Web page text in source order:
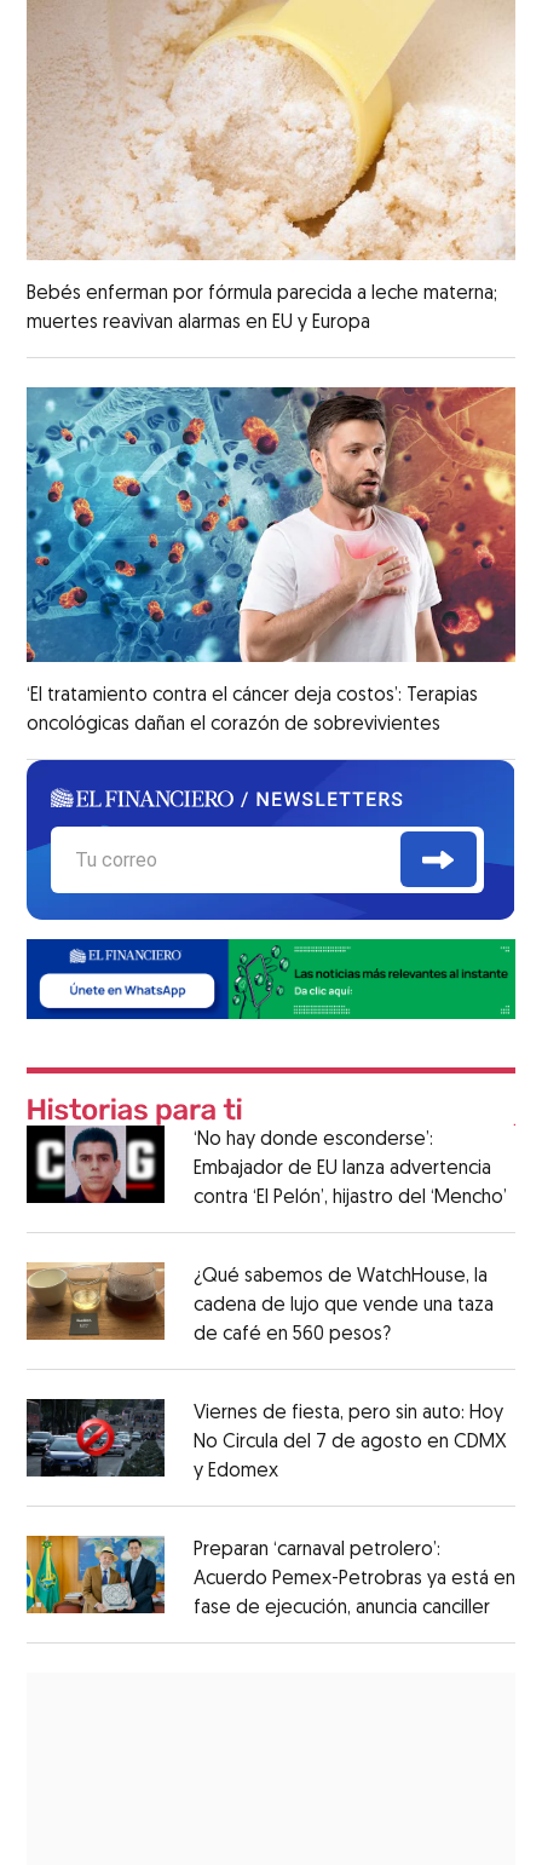
Bebés enferman por fórmula parecida a leche materna;
muertes reavivan alarmas en EU y Europa
‘El tratamiento contra el cáncer deja costos’: Terapias
oncológicas dañan el corazón de sobrevivientes
‘No hay donde esconderse’:
Embajador de EU lanza advertencia
contra ‘El Pelón’, hijastro del ‘Mencho’
¿Qué sabemos de WatchHouse, la
cadena de lujo que vende una taza
de café en 560 pesos?
Viernes de fiesta, pero sin auto: Hoy
No Circula del 7 de agosto en CDMX
y Edomex
Preparan ‘carnaval petrolero’:
Acuerdo Pemex-Petrobras ya está en
fase de ejecución, anuncia canciller